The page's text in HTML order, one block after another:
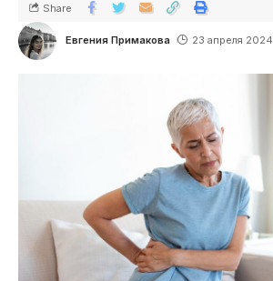
Евгения Примакова 23 апреля 2024
Share